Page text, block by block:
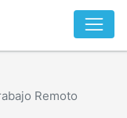
Remoto